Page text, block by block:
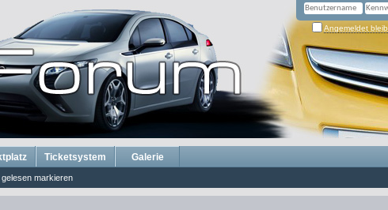
Angemeldet
markieren
Ticketsystem Galerie